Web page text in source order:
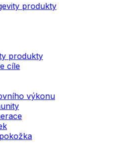
produkty
produkty
cíle
výkonu